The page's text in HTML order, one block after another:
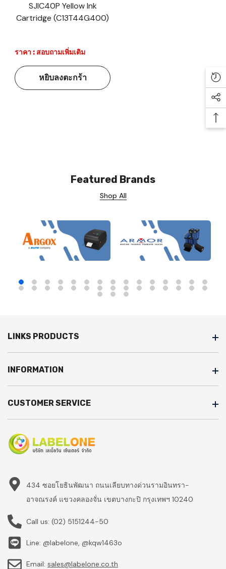
SJIC40P Yellow Ink
Cartridge (C13T44G400)
ราคา : สอบถามเพิ่มเติม
หยิบลงตะกร้า
Featured Brands
Shop All
LINKS PRODUCTS
INFORMATION
CUSTOMER SERVICE
434 ซอยโยธินพัฒนา ถนนเลียบทางด่วนรามอินทรา-
อาจณรงค์ แขวงคลองจั่น เขตบางกะปิ กรุงเทพฯ 10240
Call us: (02) 5151244-50
Line: @labelone, @kqw1463o
Email: sales@labelone.co.th